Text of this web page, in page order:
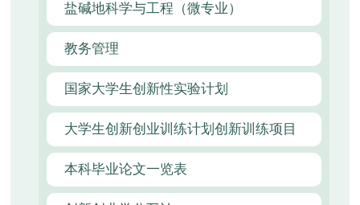
盐碱地科学与工程（微专业）
教务管理
国家大学生创新性实验计划
大学生创新创业训练计划创新训练项目
本科毕业论文一览表